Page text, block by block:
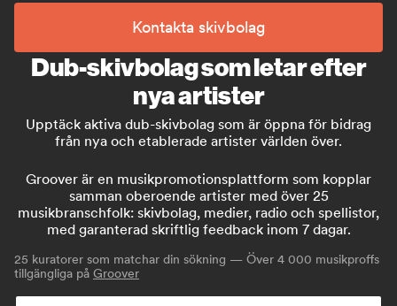
Kontakta skivbolag
Dub-skivbolag som letar efter
nya artister
Upptäck aktiva dub-skivbolag som är öppna för bidrag
från nya och etablerade artister världen över.
Groover är en musikpromotionsplattform som kopplar
samman oberoende artister med över 25
musikbranschfolk: skivbolag, medier, radio och spellistor,
med garanterad skriftlig feedback inom 7 dagar.
25 kuratorer som matchar din sökning — Över 4 000 musikproffs
tillgängliga på Groover